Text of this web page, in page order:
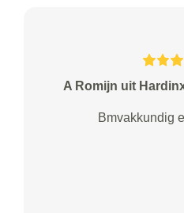
A Romijn uit
Bmvakkundig